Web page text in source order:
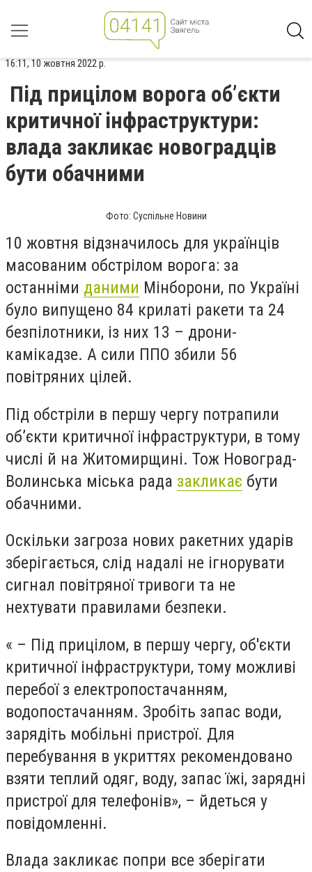
16:11, 10 жовтня 2022 р.
Під прицілом ворога об’єкти
критичної інфраструктури:
влада закликає новоградців
бути обачними
Фото: Суспільне Новини
10 жовтня відзначилось для українців
масованим обстрілом ворога: за
останніми даними Мінборони, по Україні
було випущено 84 крилаті ракети та 24
безпілотники, із них 13 – дрони-
камікадзе. А сили ППО збили 56
повітряних цілей.
Під обстріли в першу чергу потрапили
об’єкти критичної інфраструктури, в тому
числі й на Житомирщині. Тож Новоград-
Волинська міська рада закликає бути
обачними.
Оскільки загроза нових ракетних ударів
зберігається, слід надалі не ігнорувати
сигнал повітряної тривоги та не
нехтувати правилами безпеки.
« – Під прицілом, в першу чергу, об'єкти
критичної інфраструктури, тому можливі
перебої з електропостачанням,
водопостачанням. Зробіть запас води,
зарядіть мобільні пристрої. Для
перебування в укриттях рекомендовано
взяти теплий одяг, воду, запас їжі, зарядні
пристрої для телефонів», – йдеться у
повідомленні.
Влада закликає попри все зберігати